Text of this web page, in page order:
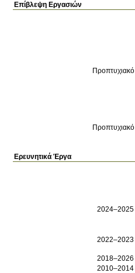
Επίβλεψη Εργασιών
Προπτυχιακό
Προπτυχιακό
Ερευνητικά Έργα
2024–2025
2022–2023
2018–2026
2010–2014